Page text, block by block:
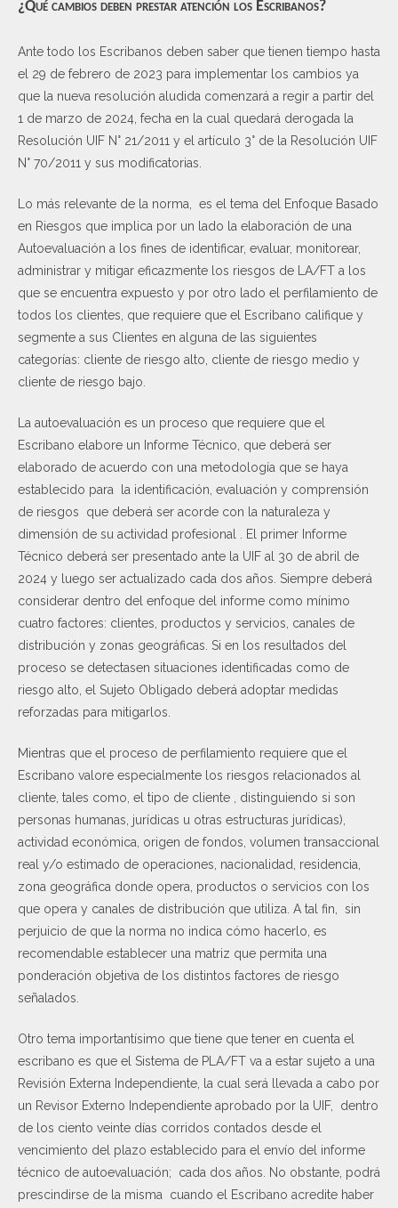
¿Qué cambios deben prestar atención los Escribanos?
Ante todo los Escribanos deben saber que tienen tiempo hasta
el 29 de febrero de 2023 para implementar los cambios ya
que la nueva resolución aludida comenzará a regir a partir del
1 de marzo de 2024, fecha en la cual quedará derogada la
Resolución UIF N° 21/2011 y el artículo 3° de la Resolución UIF
N° 70/2011 y sus modificatorias.
Lo más relevante de la norma, es el tema del Enfoque Basado
en Riesgos que implica por un lado la elaboración de una
Autoevaluación a los fines de identificar, evaluar, monitorear,
administrar y mitigar eficazmente los riesgos de LA/FT a los
que se encuentra expuesto y por otro lado el perfilamiento de
todos los clientes, que requiere que el Escribano califique y
segmente a sus Clientes en alguna de las siguientes
categorías: cliente de riesgo alto, cliente de riesgo medio y
cliente de riesgo bajo.
La autoevaluación es un proceso que requiere que el
Escribano elabore un Informe Técnico, que deberá ser
elaborado de acuerdo con una metodología que se haya
establecido para la identificación, evaluación y comprensión
de riesgos que deberá ser acorde con la naturaleza y
dimensión de su actividad profesional . El primer Informe
Técnico deberá ser presentado ante la UIF al 30 de abril de
2024 y luego ser actualizado cada dos años. Siempre deberá
considerar dentro del enfoque del informe como mínimo
cuatro factores: clientes, productos y servicios, canales de
distribución y zonas geográficas. Si en los resultados del
proceso se detectasen situaciones identificadas como de
riesgo alto, el Sujeto Obligado deberá adoptar medidas
reforzadas para mitigarlos.
Mientras que el proceso de perfilamiento requiere que el
Escribano valore especialmente los riesgos relacionados al
cliente, tales como, el tipo de cliente , distinguiendo si son
personas humanas, jurídicas u otras estructuras jurídicas),
actividad económica, origen de fondos, volumen transaccional
real y/o estimado de operaciones, nacionalidad, residencia,
zona geográfica donde opera, productos o servicios con los
que opera y canales de distribución que utiliza. A tal fin, sin
perjuicio de que la norma no indica cómo hacerlo, es
recomendable establecer una matriz que permita una
ponderación objetiva de los distintos factores de riesgo
señalados.
Otro tema importantísimo que tiene que tener en cuenta el
escribano es que el Sistema de PLA/FT va a estar sujeto a una
Revisión Externa Independiente, la cual será llevada a cabo por
un Revisor Externo Independiente aprobado por la UIF, dentro
de los ciento veinte días corridos contados desde el
vencimiento del plazo establecido para el envío del informe
técnico de autoevaluación; cada dos años. No obstante, podrá
prescindirse de la misma cuando el Escribano acredite haber